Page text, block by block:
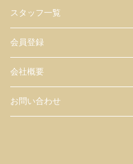
スタッフ一覧
会員登録
会社概要
お問い合わせ